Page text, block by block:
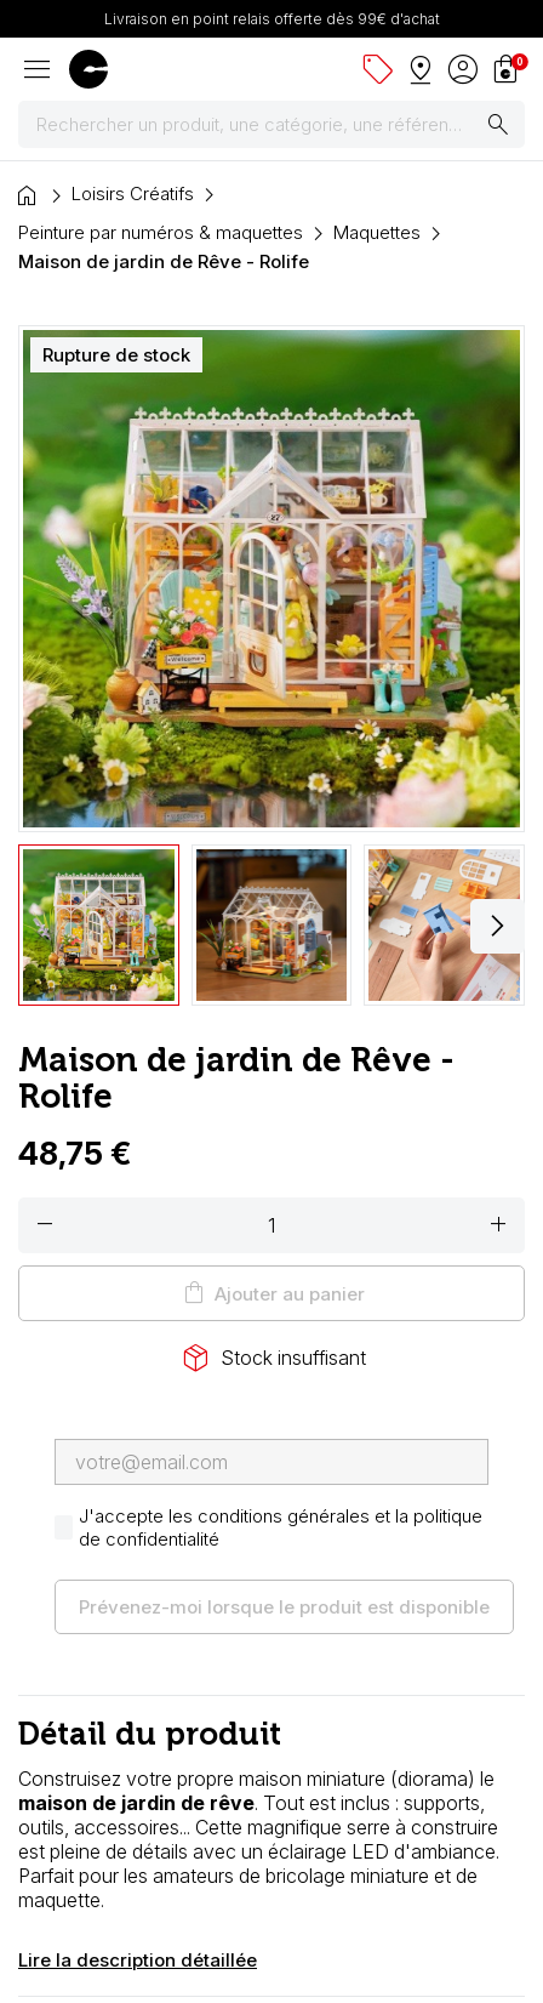
Livraison en point relais offerte dès 99€ d'achat
menu sell pin_drop account_circle shopping_bag
0
search
Peintures
Pinceaux & fournitures
Papiers
Dessin & arts graphiques
Cartons mousse & plume
Loisirs Créatifs
Coffrets & cadeaux
Encadrement
mail Contact / Aide
home
Loisirs Créatifs
Peinture par numéros & maquettes
Maquettes
Maison de jardin de Rêve - Rolife
Rupture de stock
Maison de jardin de Rêve -
Rolife
48,75 €
remove add
shopping_bag Ajouter au panier
package_2 Stock insuffisant
J'accepte les conditions générales et la politique
de confidentialité
Prévenez-moi lorsque le produit est disponible
Détail du produit
Construisez votre propre maison miniature (diorama) le
maison de jardin de rêve. Tout est inclus : supports,
outils, accessoires... Cette magnifique serre à construire
est pleine de détails avec un éclairage LED d'ambiance.
Parfait pour les amateurs de bricolage miniature et de
maquette.
Lire la description détaillée